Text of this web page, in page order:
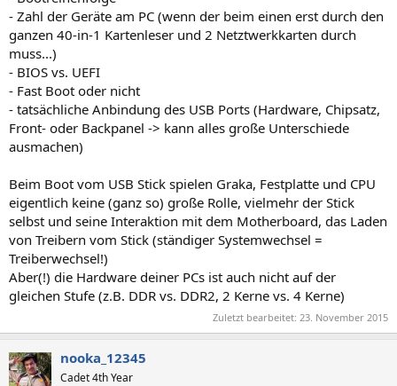
- Zahl der Geräte am PC (wenn der beim einen erst durch den
ganzen 40-in-1 Kartenleser und 2 Netztwerkkarten durch
muss...)
- BIOS vs. UEFI
- Fast Boot oder nicht
- tatsächliche Anbindung des USB Ports (Hardware, Chipsatz,
Front- oder Backpanel -> kann alles große Unterschiede
ausmachen)
Beim Boot vom USB Stick spielen Graka, Festplatte und CPU
eigentlich keine (ganz so) große Rolle, vielmehr der Stick
selbst und seine Interaktion mit dem Motherboard, das Laden
von Treibern vom Stick (ständiger Systemwechsel =
Treiberwechsel!)
Aber(!) die Hardware deiner PCs ist auch nicht auf der
gleichen Stufe (z.B. DDR vs. DDR2, 2 Kerne vs. 4 Kerne)
Zuletzt bearbeitet: 23. November 2015
nooka_12345
Cadet 4th Year